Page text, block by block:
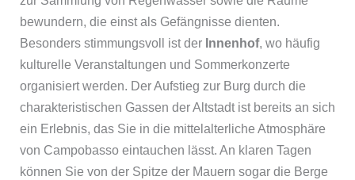
bewundern, die einst als Gefängnisse dienten.
Besonders stimmungsvoll ist der Innenhof, wo häufig
kulturelle Veranstaltungen und Sommerkonzerte
organisiert werden. Der Aufstieg zur Burg durch die
charakteristischen Gassen der Altstadt ist bereits an sich
ein Erlebnis, das Sie in die mittelalterliche Atmosphäre
von Campobasso eintauchen lässt. An klaren Tagen
können Sie von der Spitze der Mauern sogar die Berge